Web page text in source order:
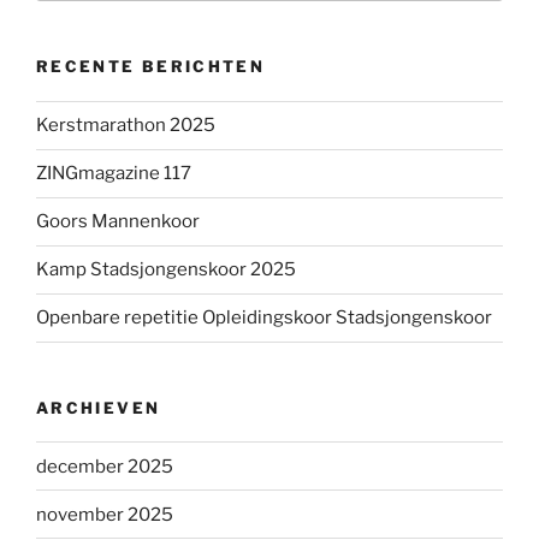
RECENTE BERICHTEN
Kerstmarathon 2025
ZINGmagazine 117
Goors Mannenkoor
Kamp Stadsjongenskoor 2025
Openbare repetitie Opleidingskoor Stadsjongenskoor
ARCHIEVEN
december 2025
november 2025